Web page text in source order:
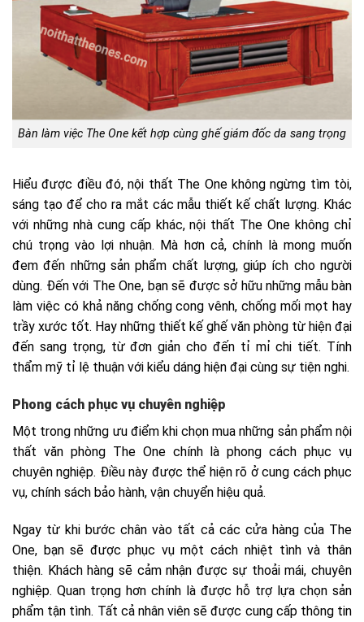
Bàn làm việc The One kết hợp cùng ghế giám đốc da sang trọng
Hiểu được điều đó, nội thất The One không ngừng tìm tòi,
sáng tạo để cho ra mắt các mẫu thiết kế chất lượng. Khác
với những nhà cung cấp khác, nội thất The One không chỉ
chú trọng vào lợi nhuận. Mà hơn cả, chính là mong muốn
đem đến những sản phẩm chất lượng, giúp ích cho người
dùng. Đến với The One, bạn sẽ được sở hữu những mẫu bàn
làm việc có khả năng chống cong vênh, chống mối mọt hay
trầy xước tốt. Hay những thiết kế ghế văn phòng từ hiện đại
đến sang trọng, từ đơn giản cho đến tỉ mỉ chi tiết. Tính
thẩm mỹ tỉ lệ thuận với kiểu dáng hiện đại cùng sự tiện nghi.
Phong cách phục vụ chuyên nghiệp
Một trong những ưu điểm khi chọn mua những sản phẩm nội
thất văn phòng The One chính là phong cách phục vụ
chuyên nghiệp. Điều này được thể hiện rõ ở cung cách phục
vụ, chính sách bảo hành, vận chuyển hiệu quả.
Ngay từ khi bước chân vào tất cả các cửa hàng của The
One, bạn sẽ được phục vụ một cách nhiệt tình và thân
thiện. Khách hàng sẽ cảm nhận được sự thoải mái, chuyên
nghiệp. Quan trọng hơn chính là được hỗ trợ lựa chọn sản
phẩm tận tình. Tất cả nhân viên sẽ được cung cấp thông tin